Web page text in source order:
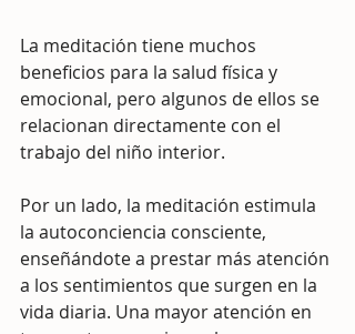
La meditación tiene muchos
beneficios para la salud física y
emocional, pero algunos de ellos se
relacionan directamente con el
trabajo del niño interior.
Por un lado, la meditación estimula
la autoconciencia consciente,
enseñándote a prestar más atención
a los sentimientos que surgen en la
vida diaria. Una mayor atención en